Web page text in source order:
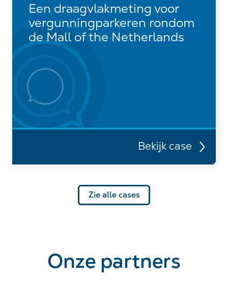
Een draagvlakmeting voor
vergunningparkeren rondom
de Mall of the Netherlands
Bekijk case
Zie alle cases
Onze partners